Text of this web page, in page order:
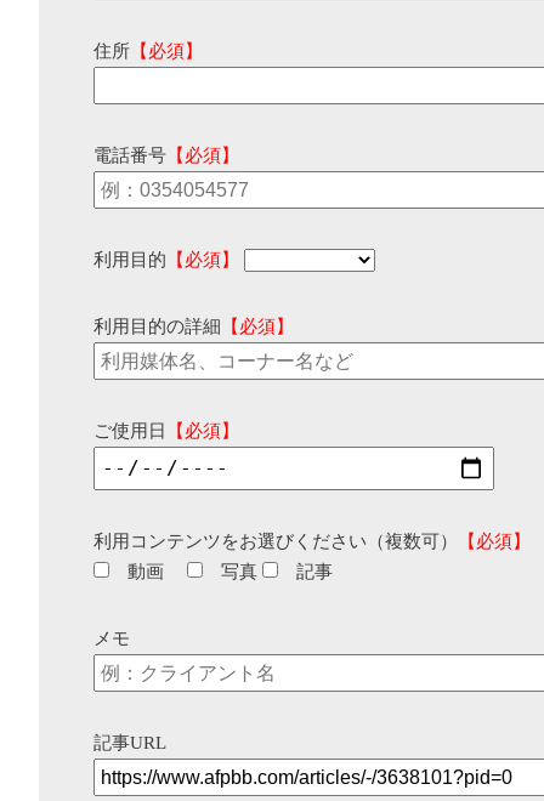
住所 【必須】
電話番号 【必須】
利用目的 【必須】
利用目的の詳細 【必須】
ご使用日 【必須】
利用コンテンツをお選びください（複数可）
【必須】
動画
写真 記事
メモ
記事URL